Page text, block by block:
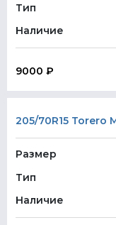
Тип
Наличие
9000 ₽
205/70R15 Torero
Размер
Тип
Наличие